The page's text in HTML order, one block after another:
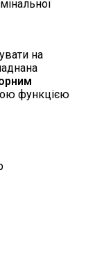
на
функцією